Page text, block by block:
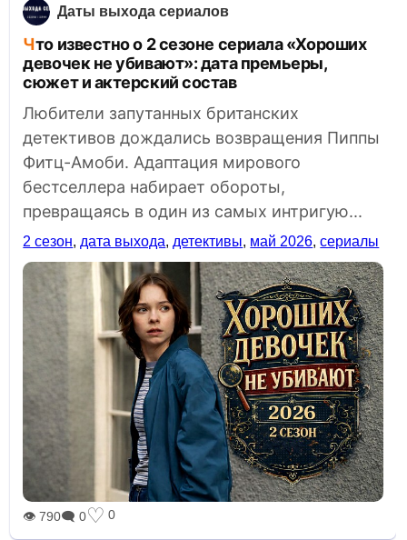
Даты выхода сериалов
Что известно о 2 сезоне сериала «Хороших
девочек не убивают»: дата премьеры,
сюжет и актерский состав
Любители запутанных британских
детективов дождались возвращения Пиппы
Фитц-Амоби. Адаптация мирового
бестселлера набирает обороты,
превращаясь в один из самых интригую...
2 сезон, дата выхода, детективы, май 2026,сериалы
👁 790🗨 0♡ 0